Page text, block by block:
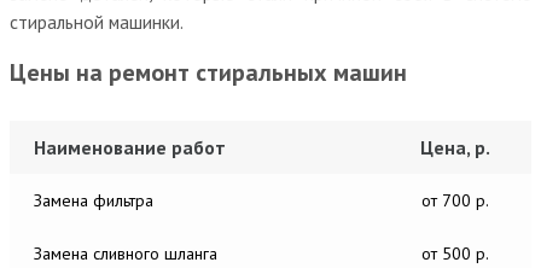
стиральной машинки.
Цены на ремонт стиральных машин
Наименование работ Цена, р.
Замена фильтра от 700 р.
Замена сливного шланга от 500 р.